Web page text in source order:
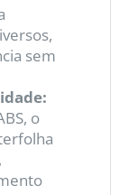
sem
o